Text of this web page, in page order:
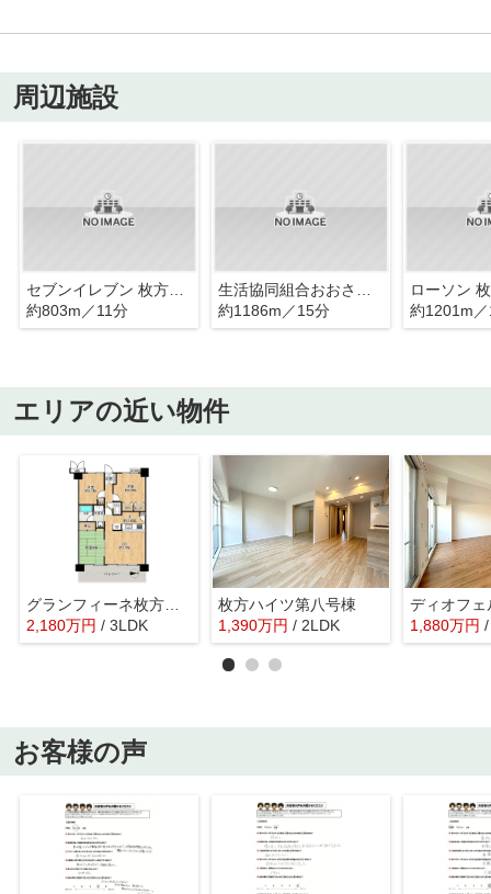
周辺施設
セブンイレブン 枚方長尾荒阪2丁目店
約803m／11分
約1186m／15分
約1201m
エリアの近い物件
グランフィーネ枚方長尾
2,180万円 / 3LDK
枚方ハイツ第八号棟
1,390万円 / 2LDK
ディオフェ
1,880万円
お客様の声